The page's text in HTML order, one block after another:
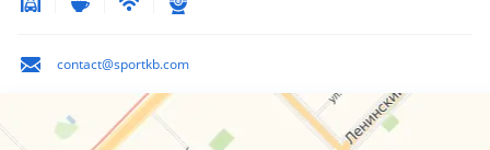
contact@sportkb.com